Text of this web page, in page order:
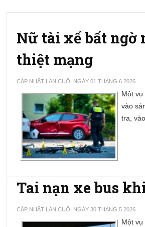
Nữ tài xế bất ngờ
thiệt mạng
CẬP NHẬT LẦN CUỐI NGÀY 01 THÁNG 6 2026
Một
vào
tra,
Tai nạn xe bus
CẬP NHẬT LẦN CUỐI NGÀY 30 THÁNG 5 2026
Một